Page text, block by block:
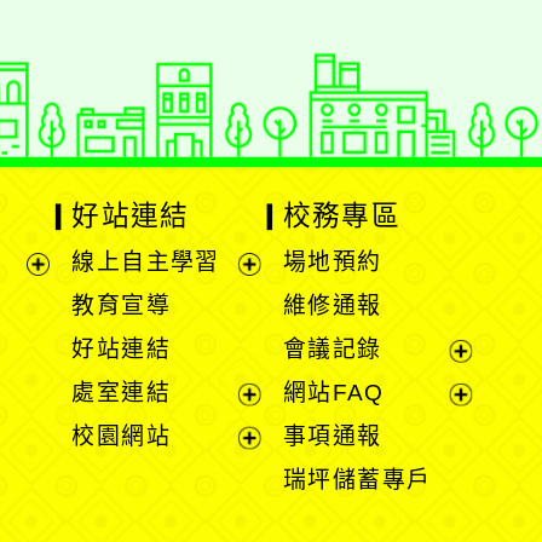
好站連結
線上自主學習
單
教育宣導
好站連結
處室連結
展
開
校園網站
校務專區
場地預約
維修通報
會議記錄
展
開
網站FAQ
事項通報
瑞坪儲蓄專戶